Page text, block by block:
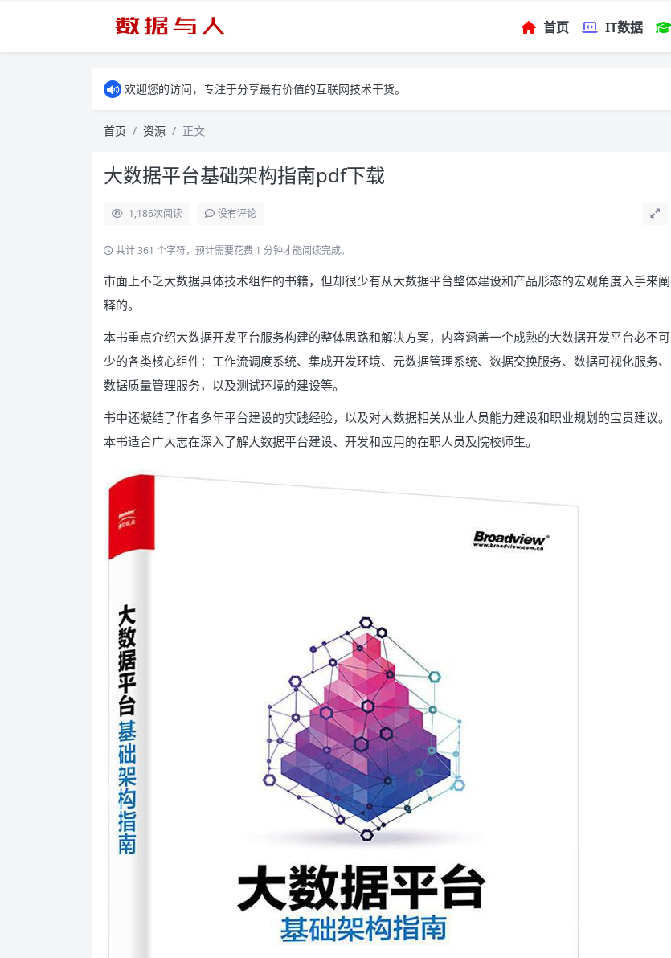
首页 IT数据
欢迎您的访问，专注于分享最有价值的互联网技术干货。
首页 资源 正文
大数据平台基础架构指南pdf下载
1,186次阅读 没有评论
共计 361 个字符，预计需要花费 1 分钟才能阅读完成。
市面上不乏大数据具体技术组件的书籍，但却很少有从大数据平台整体建设和产品形态的宏观角度入手来阐
释的。
本书重点介绍大数据开发平台服务构建的整体思路和解决方案，内容涵盖一个成熟的大数据开发平台必不可
少的各类核心组件：工作流调度系统、集成开发环境、元数据管理系统、数据交换服务、数据可视化服务、
数据质量管理服务，以及测试环境的建设等。
书中还凝结了作者多年平台建设的实践经验，以及对大数据相关从业人员能力建设和职业规划的宝贵建议。
本书适合广大志在深入了解大数据平台建设、开发和应用的在职人员及院校师生。